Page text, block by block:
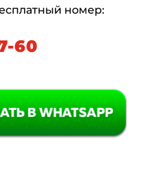
номер:
60